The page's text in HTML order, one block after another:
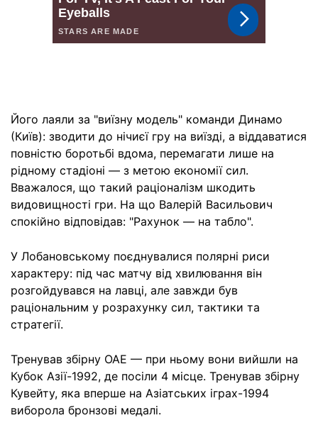
Його лаяли за "виїзну модель" команди Динамо
(Київ): зводити до нічиєї гру на виїзді, а віддаватися
повністю боротьбі вдома, перемагати лише на
рідному стадіоні — з метою економії сил.
Вважалося, що такий раціоналізм шкодить
видовищності гри. На що Валерій Васильович
спокійно відповідав: "Рахунок — на табло".
У Лобановському поєднувалися полярні риси
характеру: під час матчу від хвилювання він
розгойдувався на лавці, але завжди був
раціональним у розрахунку сил, тактики та
стратегії.
Тренував збірну ОАЕ — при ньому вони вийшли на
Кубок Азії-1992, де посіли 4 місце. Тренував збірну
Кувейту, яка вперше на Азіатських іграх-1994
виборола бронзові медалі.